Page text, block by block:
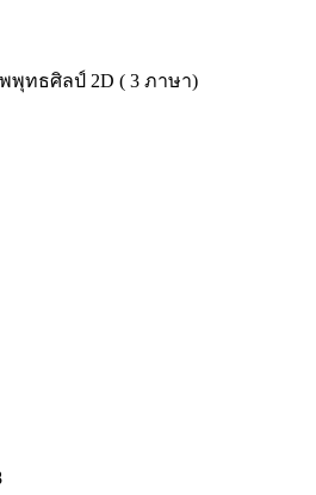
ทธศิลป์ 2D ( 3 ภาษา)